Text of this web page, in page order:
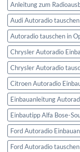
Anleitung zum
Audi Autoradio tauschen
Autoradio tauschen in
Chrysler Autoradio
Chrysler Autoradio
Citroen Autoradio
Einbauanleitung
Einbautipp Alfa Bose-
Ford Autoradio
Ford Autoradio tauschen